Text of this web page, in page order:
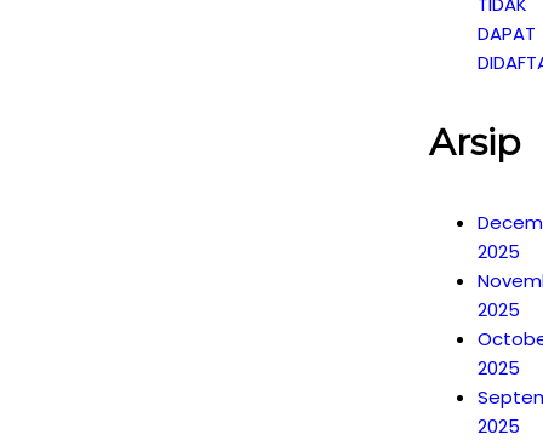
DAPAT
Arsip
2025
2025
2025
2025